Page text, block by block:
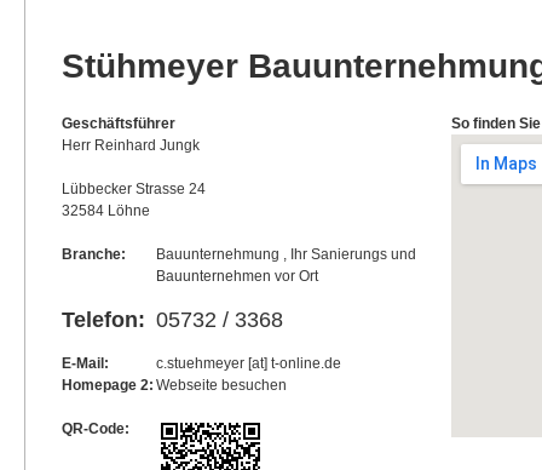
Stühmeyer
Geschäftsführer
Herr Reinhard Jungk
Lübbecker Strasse 24
32584 Löhne
Branche:
Bauunternehmung , Ihr Sanierungs und
Bauunternehmen vor Ort
Telefon: 05732 / 3368
E-Mail:
c.stuehmeyer [at] t-online.de
Homepage 2: Webseite besuchen
QR-Code:
So finden